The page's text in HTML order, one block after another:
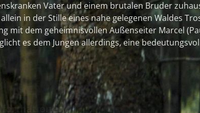
Vater und einem brutalen Bruder
in der Stille eines nahe gelegenen Waldes
mit dem geheimnisvollen Außenseiter Marcel
es dem Jungen allerdings, eine
anderen Menschen aufzubauen. Constantin
an eine düstere Märchenwelt. Sein Film
Dramaturgie oder Dialoge, um an Daniels
heranzuführen, an seine Sehnsucht
Verletzlichkeit. Selten bricht die Gewalt in diesem